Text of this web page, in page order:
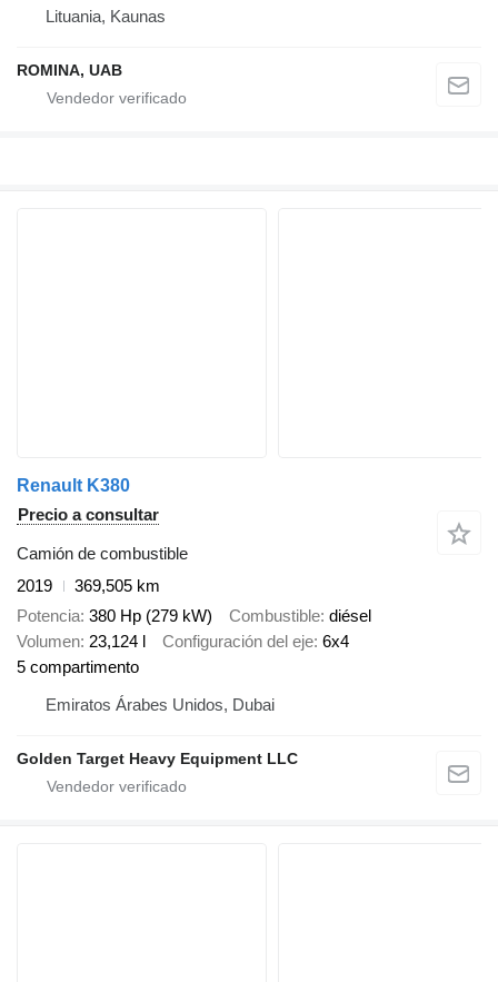
Lituania, Kaunas
ROMINA, UAB
Renault K380
Precio a consultar
Camión de combustible
2019
369,505 km
Potencia 380 Hp (279 kW) Combustible diésel
Volumen 23,124 l Configuración del eje 6x4
5 compartimento
Emiratos Árabes Unidos, Dubai
Golden Target Heavy Equipment LLC